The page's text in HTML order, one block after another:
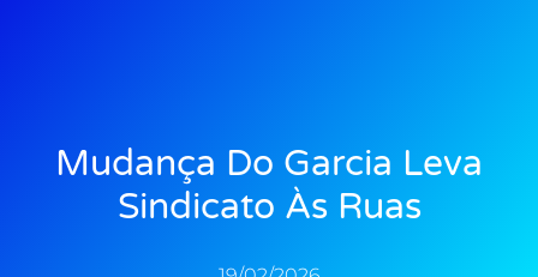
Mudança Do Garcia Leva
Sindicato Às Ruas